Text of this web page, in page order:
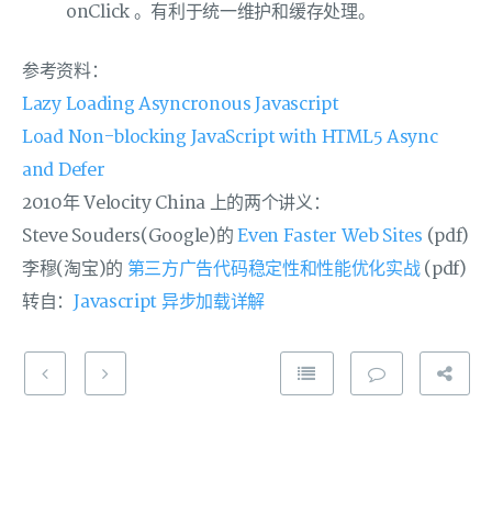
onClick 。有利于统一维护和缓存处理。
参考资料：
Lazy Loading Asyncronous Javascript
Load Non-blocking JavaScript with HTML5 Async
and Defer
2010年 Velocity China 上的两个讲义：
Steve Souders(Google)的Even Faster Web Sites (pdf)
李穆(淘宝)的 第三方广告代码稳定性和性能优化实战(pdf)
转自：Javascript 异步加载详解